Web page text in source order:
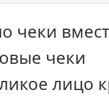
чеки
чеки
лицо